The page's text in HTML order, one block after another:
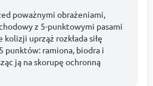
poważnymi obrażeniami,
z 5-punktowymi pasami
uprząż rozkłada siłę
punktów: ramiona, biodra i
ją na skorupę ochronną